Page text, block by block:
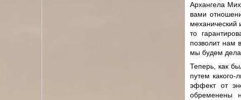
Архангела
вами
механический
то
позволит нам
мы будем
Теперь, как
путем
эффект от
обременены